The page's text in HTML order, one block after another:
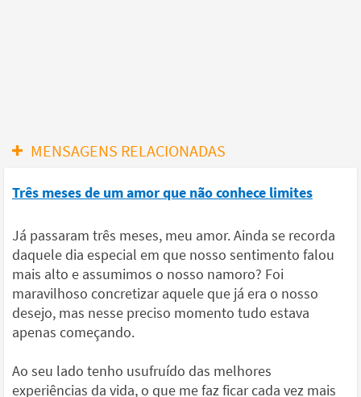
MENSAGENS RELACIONADAS
Três meses de um amor que não conhece limites
Já passaram três meses, meu amor. Ainda se recorda
daquele dia especial em que nosso sentimento falou
mais alto e assumimos o nosso namoro? Foi
maravilhoso concretizar aquele que já era o nosso
desejo, mas nesse preciso momento tudo estava
apenas começando.
Ao seu lado tenho usufruído das melhores
experiências da vida, o que me faz ficar cada vez mais